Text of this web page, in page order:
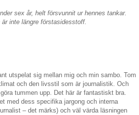
sex år, helt försvunnit ur hennes tankar.
inte längre förstasidesstoff.
utspelat sig mellan mig och min sambo. Tom
och den livsstil som är journalistik. Och
tummen upp. Det här är fantastiskt bra.
med dess specifika jargong och interna
– det märks) och väl värda läsningen